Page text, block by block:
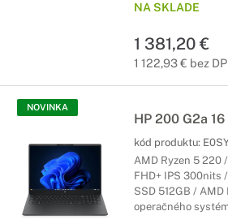
NA SKLADE
1 381,20 €
1 122,93 € bez
NOVINKA
HP 200 G2a
kód produktu:
AMD Ryzen 5 220
FHD+ IPS 300nits
SSD 512GB / AMD
operačného